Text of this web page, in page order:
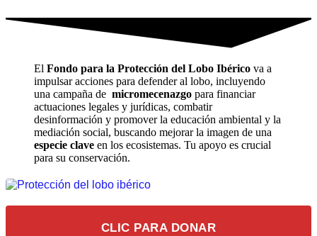
El Fondo para la Protección del Lobo Ibérico va a
impulsar acciones para defender al lobo, incluyendo
una campaña de micromecenazgo para financiar
actuaciones legales y jurídicas, combatir
desinformación y promover la educación ambiental y la
mediación social, buscando mejorar la imagen de una
especie clave en los ecosistemas. Tu apoyo es crucial
para su conservación.
CLIC PARA DONAR